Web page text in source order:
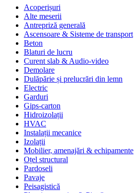
Acoperișuri
Alte meserii
Antrepriză generală
Ascensoare & Sisteme de transport
Beton
Blaturi de lucru
Curent slab & Audio-video
Demolare
Dulăpărie și prelucrări din lemn
Electric
Garduri
Gips-carton
Hidroizolații
HVAC
Instalații mecanice
Izolații
Mobilier, amenajări & echipamente
Oțel structural
Pardoseli
Pavaje
Peisagistică